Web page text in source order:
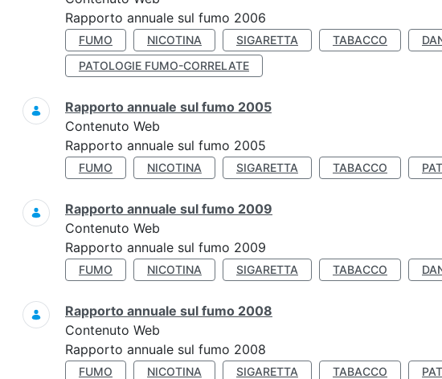
Rapporto annuale sul fumo 2006
FUMO NICOTINA SIGARETTA TABACCO
PATOLOGIE FUMO-CORRELATE
Rapporto annuale sul fumo 2005
Contenuto Web
Rapporto annuale sul fumo 2005
FUMO NICOTINA SIGARETTA TABACCO
Rapporto annuale sul fumo 2009
Contenuto Web
Rapporto annuale sul fumo 2009
FUMO NICOTINA SIGARETTA TABACCO
Rapporto annuale sul fumo 2008
Contenuto Web
Rapporto annuale sul fumo 2008
FUMO NICOTINA SIGARETTA TABACCO